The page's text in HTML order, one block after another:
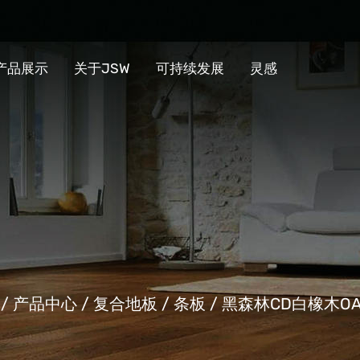
品展示 关于JSW 可持续发展 灵感
产品中心 /复合地板 /条板/ 黑森林CD白橡木